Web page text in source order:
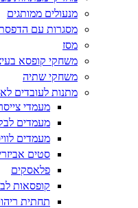
מנעולים ממותגים
מסגרות עם הדפסת
מסז
משחקי קופסא
משחקי שתיה
מתנות לעובדים
מעמדי
מעמדים
מעמדים
סטים
פלאסקים
קופסאות
תחתית